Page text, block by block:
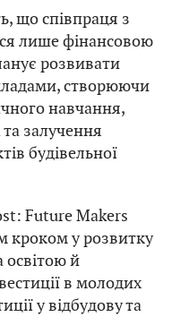
що співпраця з
лише фінансовою
розвивати
створюючи
навчання,
залучення
будівельної
Future Makers
кроком у розвитку
освітою й
в молодих
у відбудову та